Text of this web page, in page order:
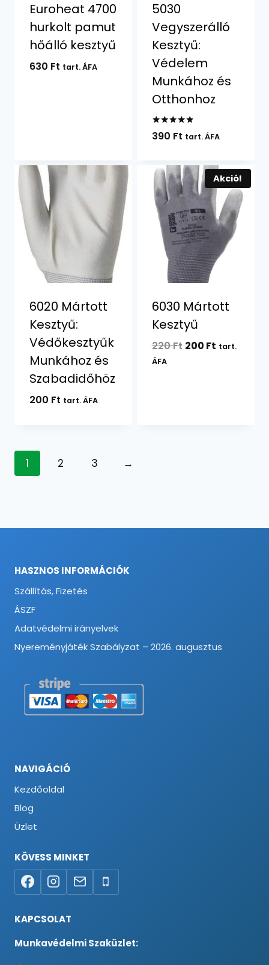
Euroheat 4700
hurkolt pamut
hőálló kesztyű
630 Ft tart. ÁFA
5030
Vegyszerálló
Kesztyű:
Védelem
Munkához és
Otthonhoz
Értékelés:
5.00
390 Ft tart. ÁFA
6020 Mártott
Kesztyű:
Védőkesztyűk
Munkához és
Szabadidőhöz
200 Ft tart. ÁFA
Akció!
6030 Mártott
Kesztyű
220Ft Original
200 FtCurrent
tart.
ÁFA
1 2 3 →
HASZNOS INFORMÁCIÓK
Szállítás, Fizetés
ÁSZF
Adatvédelmi irányelvek
Nyereményjáték Szabályzat – 2026. augusztus
NAVIGÁCIÓ
Kezdőoldal
Blog
Üzlet
KÖVESS MINKET
KAPCSOLAT
Munkavédelmi Szaküzlet: